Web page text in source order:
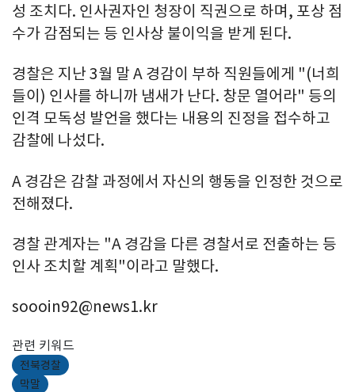
성 조치다. 인사권자인 청장이 직권으로 하며, 포상 점
수가 감점되는 등 인사상 불이익을 받게 된다.
경찰은 지난 3월 말 A 경감이 부하 직원들에게 "(너희
들이) 인사를 하니까 냄새가 난다. 창문 열어라" 등의
인격 모독성 발언을 했다는 내용의 진정을 접수하고
감찰에 나섰다.
A 경감은 감찰 과정에서 자신의 행동을 인정한 것으로
전해졌다.
경찰 관계자는 "A 경감을 다른 경찰서로 전출하는 등
인사 조치할 계획"이라고 말했다.
soooin92@news1.kr
관련 키워드
전북경찰
막말